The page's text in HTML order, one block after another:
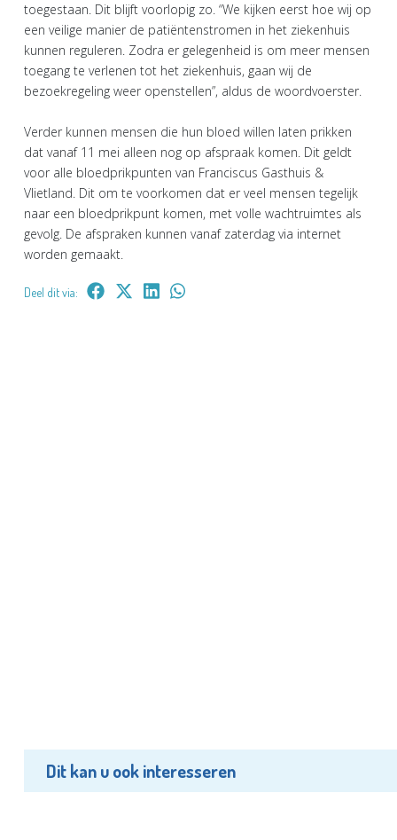
toegestaan. Dit blijft voorlopig zo. “We kijken eerst hoe wij op
een veilige manier de patiëntenstromen in het ziekenhuis
kunnen reguleren. Zodra er gelegenheid is om meer mensen
toegang te verlenen tot het ziekenhuis, gaan wij de
bezoekregeling weer openstellen”, aldus de woordvoerster.
Verder kunnen mensen die hun bloed willen laten prikken
dat vanaf 11 mei alleen nog op afspraak komen. Dit geldt
voor alle bloedprikpunten van Franciscus Gasthuis &
Vlietland. Dit om te voorkomen dat er veel mensen tegelijk
naar een bloedprikpunt komen, met volle wachtruimtes als
gevolg. De afspraken kunnen vanaf zaterdag via internet
worden gemaakt.
Deel dit via:
Dit kan u ook interesseren